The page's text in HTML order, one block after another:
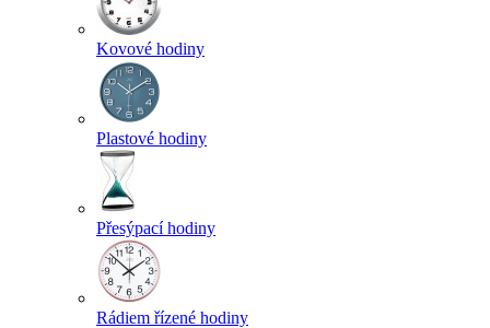
Kovové hodiny
Plastové hodiny
Přesýpací hodiny
Rádiem řízené hodiny